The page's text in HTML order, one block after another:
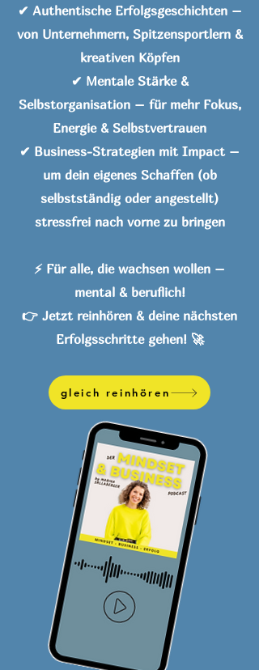
✔ Authentische Erfolgsgeschichten –
von Unternehmern, Spitzensportlern &
kreativen Köpfen
✔ Mentale Stärke &
Selbstorganisation – für mehr Fokus,
Energie & Selbstvertrauen
✔ Business-Strategien mit Impact –
um dein eigenes Schaffen (ob
selbstständig oder angestellt)
stressfrei nach vorne zu bringen
⚡ Für alle, die wachsen wollen –
mental & beruflich!
👉 Jetzt reinhören & deine nächsten
Erfolgsschritte gehen! 🚀
gleich reinhören